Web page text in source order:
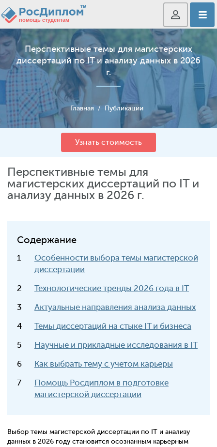
Перспективные темы для магистерских
диссертаций по IT и анализу данных в 2026
г.
Главная / Публикации
Узнать стоимость
Перспективные темы для
магистерских диссертаций по IT и
анализу данных в 2026 г.
Содержание
Особенности выбора темы магистерской
диссертации
Технологические тренды 2026 года в IT
Актуальные направления анализа данных
Темы диссертаций на стыке IT и бизнеса
Научные и прикладные исследования в IT
Как выбрать тему с учетом карьеры
Помощь Росдиплом в подготовке
магистерской диссертации
Выбор темы магистерской диссертации по IT и анализу
данных в 2026 году становится осознанным карьерным